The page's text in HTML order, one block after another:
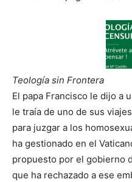
Teología sin Frontera
El papa Francisco le dijo a
le traía de uno de sus
para juzgar a los
ha gestionado en el
propuesto por el gobierno
que ha rechazado a ese